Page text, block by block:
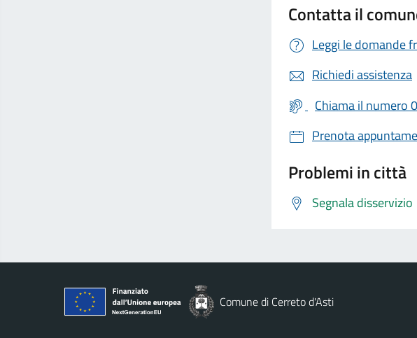
Contatta il
Leggi le domande
Richiedi assistenza
Chiama il numero
Prenota
Problemi in città
Segnala disservizio
Comune di Cerreto d'Asti